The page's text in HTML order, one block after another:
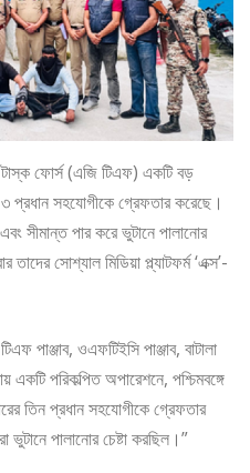
টাস্ক ফোর্স (এজি টিএফ) একটি বড়
৩ প্রধান সহযোগীকে গ্রেফতার করেছে।
সীমান্ত পার করে ভুটানে পালানোর
তাদের সোশ্যাল মিডিয়া প্ল্যাটফর্ম ‘এক্স’-
পাঞ্জাব, ওএফটিইসি পাঞ্জাব, বাটালা
একটি পরিকল্পিত অপারেশনে, পশ্চিমবঙ্গে
তিন প্রধান সহযোগীকে গ্রেফতার
পালানোর চেষ্টা করছিল।”